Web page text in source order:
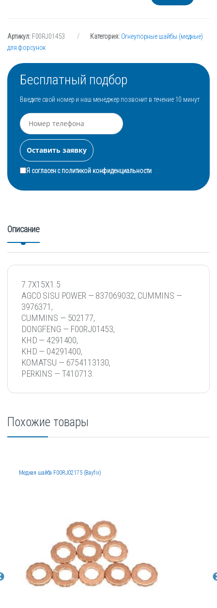
Артикул: F00RJ01453 Категория: Огнеупорные шайбы (медные)
для форсунок
Бесплатный подбор
Введите свой номер и наш менеджер позвонит в течение 10 минут
Я согласен сполитикой конфиденциальности
Описание
7.7X15X1.5
AGCO SISU POWER — 837069032, CUMMINS —
3976371,
CUMMINS — 502177,
DONGFENG — F00RJ01453,
KHD — 4291400,
KHD — 04291400,
KOMATSU — 6754113130,
PERKINS — T410713.
Похожие товары
Медная шайба F00RJ02175 (Bayfix)